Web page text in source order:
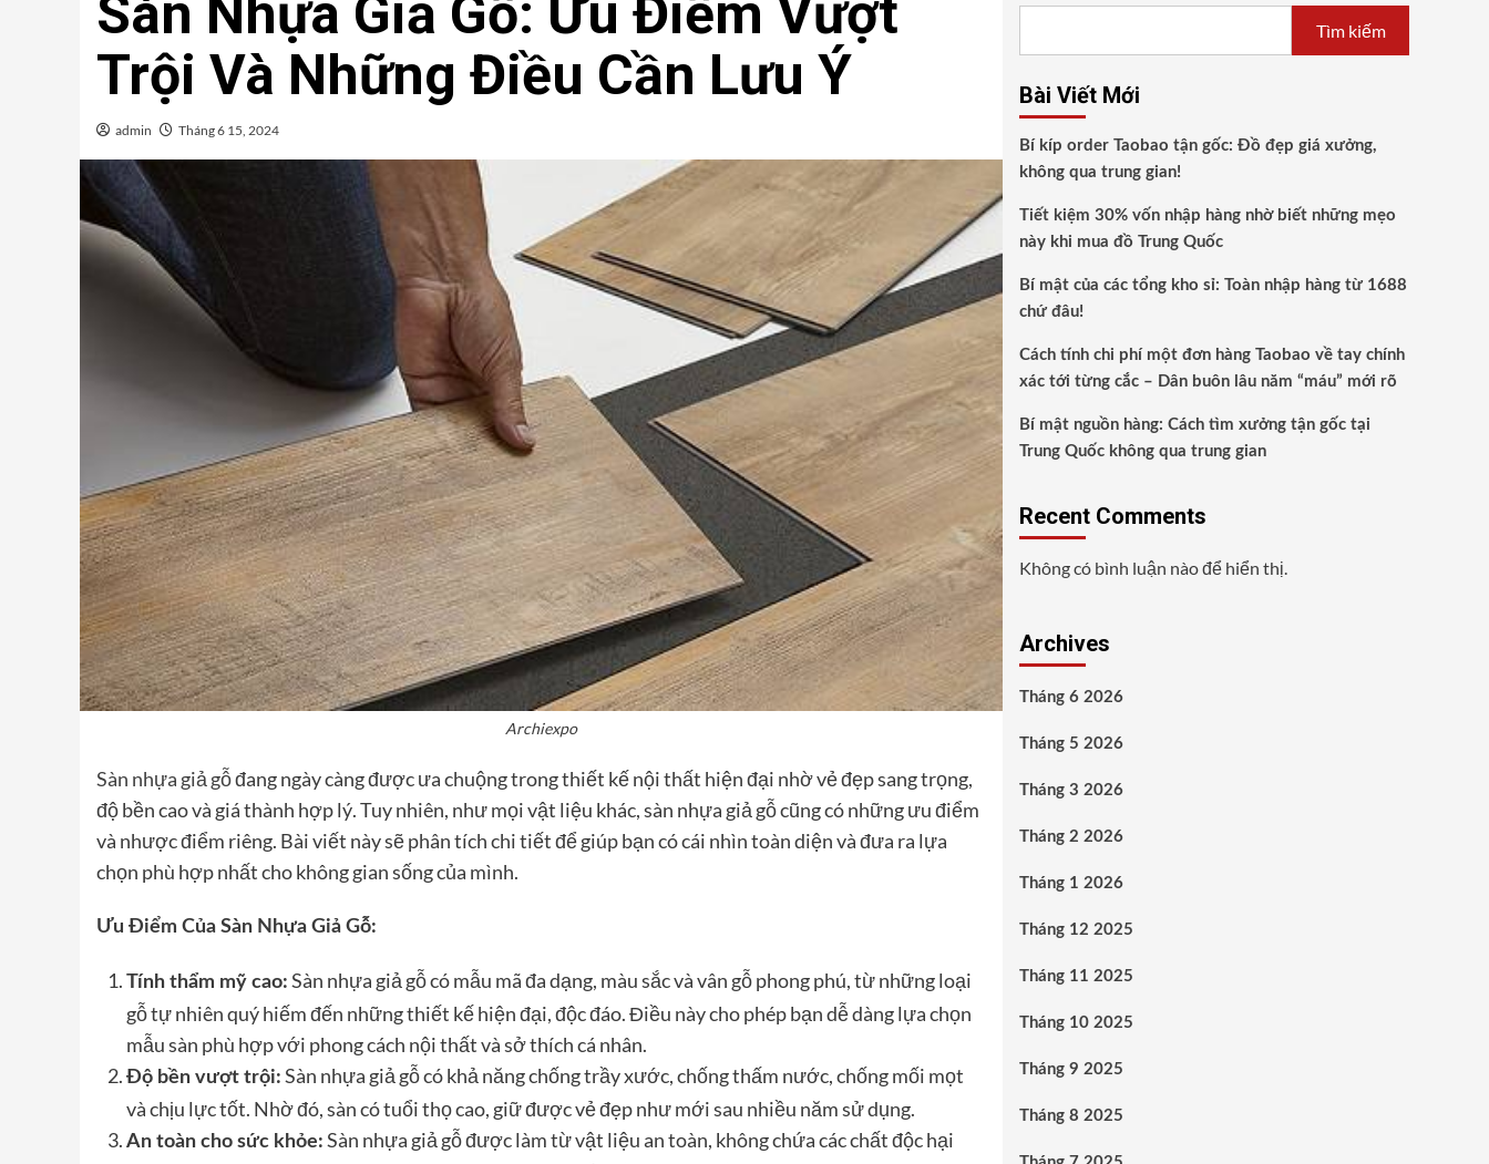
Sàn Nhựa Giả Gỗ: Ưu Điểm Vượt
Trội Và Những Điều Cần Lưu Ý
admin Tháng 6 15, 2024
Archiexpo
Sàn nhựa giả gỗđang ngày càng được ưa chuộng trong thiết kế nội thất hiện đại nhờ vẻ đẹp sang trọng,
độ bền cao và giá thành hợp lý. Tuy nhiên, như mọi vật liệu khác, sàn nhựa giả gỗ cũng có những ưu điểm
và nhược điểm riêng. Bài viết này sẽ phân tích chi tiết để giúp bạn có cái nhìn toàn diện và đưa ra lựa
chọn phù hợp nhất cho không gian sống của mình.
Ưu Điểm Của Sàn Nhựa Giả Gỗ:
Tính thẩm mỹ cao: Sàn nhựa giả gỗ có mẫu mã đa dạng, màu sắc và vân gỗ phong phú, từ những loại
gỗ tự nhiên quý hiếm đến những thiết kế hiện đại, độc đáo. Điều này cho phép bạn dễ dàng lựa chọn
mẫu sàn phù hợp với phong cách nội thất và sở thích cá nhân.
Độ bền vượt trội: Sàn nhựa giả gỗ có khả năng chống trầy xước, chống thấm nước, chống mối mọt
và chịu lực tốt. Nhờ đó, sàn có tuổi thọ cao, giữ được vẻ đẹp như mới sau nhiều năm sử dụng.
An toàn cho sức khỏe: Sàn nhựa giả gỗ được làm từ vật liệu an toàn, không chứa các chất độc hại
Tìm kiếm
Bài Viết Mới
Bí kíp order Taobao tận gốc: Đồ đẹp giá xưởng,
không qua trung gian!
Tiết kiệm 30% vốn nhập hàng nhờ biết những mẹo
này khi mua đồ Trung Quốc
Bí mật của các tổng kho sỉ: Toàn nhập hàng từ 1688
chứ đâu!
Cách tính chi phí một đơn hàng Taobao về tay chính
xác tới từng cắc – Dân buôn lâu năm “máu” mới rõ
Bí mật nguồn hàng: Cách tìm xưởng tận gốc tại
Trung Quốc không qua trung gian
Recent Comments
Không có bình luận nào để hiển thị.
Archives
Tháng 6 2026
Tháng 5 2026
Tháng 3 2026
Tháng 2 2026
Tháng 1 2026
Tháng 12 2025
Tháng 11 2025
Tháng 10 2025
Tháng 9 2025
Tháng 8 2025